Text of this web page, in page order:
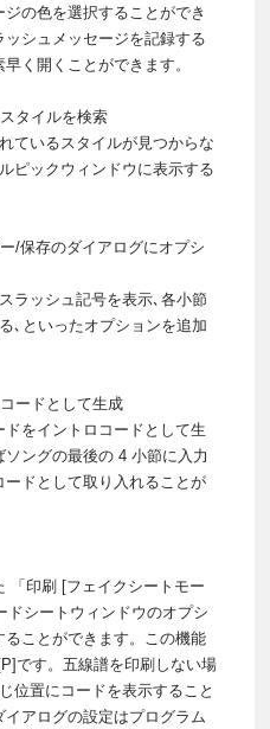
の色を選択することができ
シュメッセージを記録する
く開くことができます。
タイルを検索
ているスタイルが見つからな
ピックウィンドウに表示する
/保存のダイアログにオプシ
ラッシュ記号を表示､各小節
､といったオプションを追加
ードとして生成
をイントロコードとして生
ングの最後の 4 小節に入力
ドとして取り入れることが
「印刷 [フェイクシートモー
ドシートウィンドウのオプシ
ることができます。この機能
です。五線譜を印刷しない場
位置にコードを表示すること
アログの設定はプログラム